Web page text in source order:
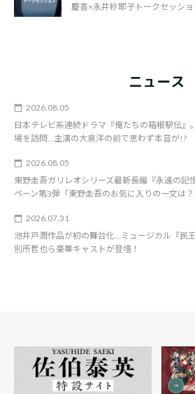
慶喜×永井紗耶子トークセッショ
ニュース
2026.08.05
日本テレビ系連続ドラマ『俺たちの箱根駅伝』
場を訪問…主演の大泉洋の前で思わず本音が!?
2026.08.05
東野圭吾ガリレオシリーズ最新長編『永遠の記
ペーン第3弾「東野圭吾のお気に入りの一文は？
2026.07.31
池井戸潤作品が初の舞台化…ミュージカル『民
別所哲也ら豪華キャストが登壇！